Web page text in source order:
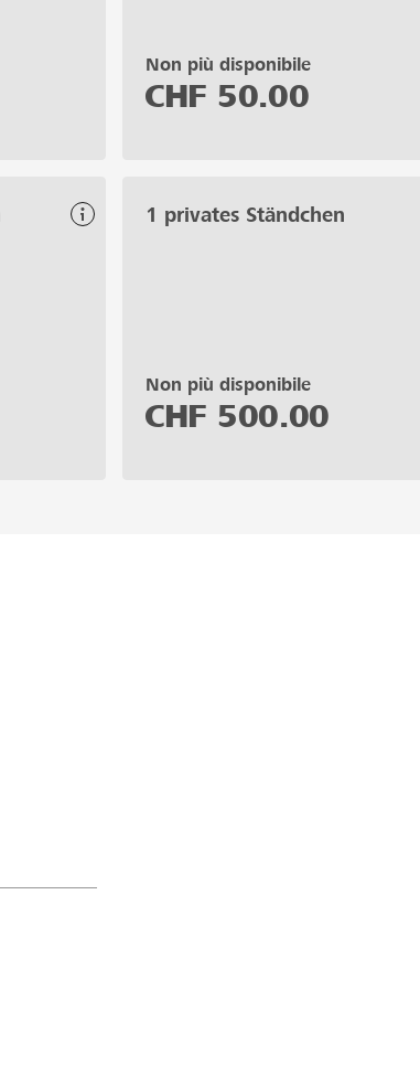
Non più disponibile
CHF 50.00
1 privates Ständchen
Non più disponibile
CHF 500.00